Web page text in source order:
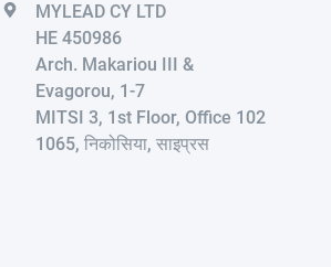
MYLEAD CY LTD
HE 450986
Arch. Makariou III &
Evagorou, 1-7
MITSI 3, 1st Floor, Office 102
1065, निकोसिया, साइप्रस